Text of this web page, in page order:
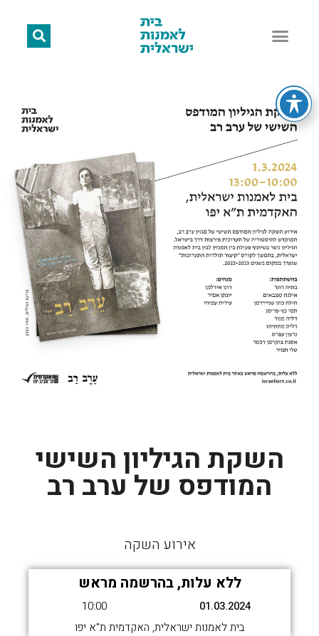
השקת הגיליון השישי
המודפס של ערב רב
אירוע השקה
ללא עלות, בהרשמה מראש
01.03.2024
10:00
בית לאמנות ישראלית, האקדמית ת"א יפו